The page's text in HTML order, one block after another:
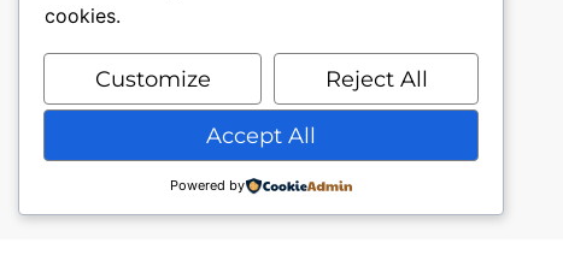
cookies.
Customize Reject All
Accept All
Powered by